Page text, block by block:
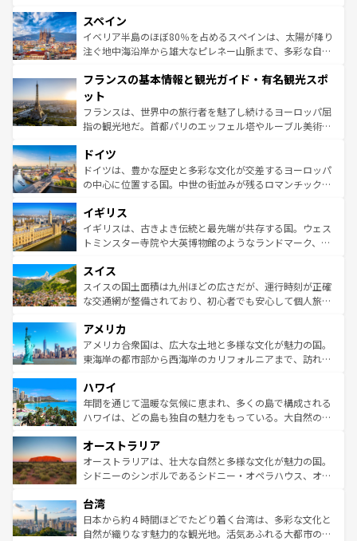
ろん、トスカーナの美しい田園風景やアマルフィ海岸の絶
景など、自然景観も見逃せない。観光の合間には、本場の
ピザやパスタなど、絶品のイタリア料理を堪能することも
ませてくれるイタリアで、忘れられない旅をしてみよう！
なお、新着のイタリア情報は
しい。
スペイン
イベリア半島のほぼ80％を占めるスペインは、太陽が降り
注ぐ地中海沿岸から雄大なピレネー山脈まで、多彩な自然
文化が根付くこの国では、情熱的なフラメンコ、熱気あふ
れる闘牛、そして美味しいタパスが生活の一部となってい
る。首都マドリードの洗練された雰囲気や、バルセロナの
アートに溢れた街角から、地方では古代ローマ遺跡や中世
せる。地方によって風土や気候が異なるスペインはその個
性で訪れる人を魅了する。 なお、新着のスペイン情報は コ
ンテンツ一覧を参照してほしい。
フランスの基本情報と観光ガイド・有名観光スポ
ット
フランスは、世界中の旅行者を魅了し続けるヨーロッパ屈
指の観光地だ。首都パリのエッフェル塔やルーブル美術館
で、幅広い魅力が詰まっている。華麗な宮殿、歴史的な大
聖堂、美しいビーチ、そして豊かな自然が、訪れる者を心
から魅了する。また、フランスは美食の国としても知ら
いる。シャンパンの発祥地であるランス、プロヴァンスの
香り高いラベンダー畑など、多彩な楽しみ方が可能だ。さ
らに、パリ以外の地域にも魅力が溢れており、どの街角に
れる地方に足を運ぶとそれぞれで全く異なる文化を体験で
きるだろう。 なお、新着のフランス情報はコンテンツ一覧
を参照してほしい。
ドイツ
ドイツは、豊かな歴史と多彩な文化が交差するヨーロッパ
の中心に位置する国。中世の街並みが残るロマンチック街
顔を持つこの国は、どこを歩いても飽きることがない。ベ
ルリンの文化的活気、バイエルン州のアルプスの絶景、そ
してライン川沿いのワイン畑といった風景は必見。ビール
は、お酒好きな人にはぜひ体験してほしい。 なお、新着の
ドイツ情報はコンテンツ一覧を参照してほしい。
イギリス
イギリスは、古きよき伝統と最先端が共存する国。ウェス
トミンスター寺院や大英博物館のようなランドマーク、歴
リアごとに異なる魅力がある。また、優雅なアフタヌーン
ティー、ビール好きにはたまらない英国パブ、サッカー観
戦など、本場だからこそできる体験も豊富。イギリスを旅
ンツ一覧を参照してほしい。
スイス
スイスの国土面積は九州ほどの広さだが、運行時刻が正確
な交通網が整備されており、初心者でも安心して個人旅行
の建物がそのまま残る町や、スイスならではのユニークな
博物館もあり、アルプス観光だけでなく町歩きも満喫する
ことができる。国民の所得が高いため物価も高いが、旅行
ば市内交通費無料で観光を楽しむこともできる。 なお、新
着のスイス情報はコンテンツ一覧 を参照してほしい。
アメリカ
アメリカ合衆国は、広大な土地と多様な文化が魅力の国。
東海岸の都市部から西海岸のカリフォルニアまで、訪れる
のような巨大都市は、観光、ショッピング、エンターテイ
ンメントが詰まった刺激的なスポットだ。一方、アメリカ
西部には大自然が広がり、グランドキャニオンやイエロー
部のニューオーリンズでは、音楽と美食が融合した独特の
文化が魅力。旅行者はアメリカの各地域で異なる魅力を楽
しみながら、その多様性と豊かな歴史を感じることができ
ならではの贅沢な旅のスタイルだ。 なお、新着のアメリカ
情報はコンテンツ一覧を参照してほしい。
ハワイ
年間を通じて温暖な気候に恵まれ、多くの島で構成される
ハワイは、どの島も独自の魅力をもっている。大自然の神
ワイ島は見逃せない。また、定番の観光地といえばオアフ
島だが、静かな自然を求めるならマウイ島やカウアイ島が
おすすめ。エメラルドグリーンに輝く海をはじめ、豊かな
れるおもてなしの心で訪れる人々を迎えてくれるハワイの
人々、おいしいローカルフードやハワイアンミュージッ
ク、伝統的なフラダンスなど、すべてがハワイの魅力を彩
オーストラリア
オーストラリアは、壮大な自然と多様な文化が魅力の国。
シドニーのシンボルであるシドニー・オペラハウス、オー
リアリーフや大陸中央部にそびえるウルル（エアーズロッ
ク）、タスマニアの美しい原生林やケアンズの熱帯雨林な
ど、見どころがたくさん。また、カフェやワイン、オージ
台湾
日本から約４時間ほどでたどり着く台湾は、多彩な文化と
自然が織りなす魅力的な観光地。活気あふれる大都市の台